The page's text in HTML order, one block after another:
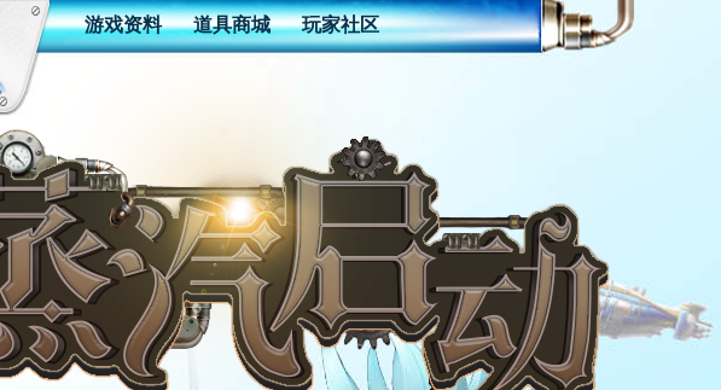
游戏资料 道具商城 玩家社区